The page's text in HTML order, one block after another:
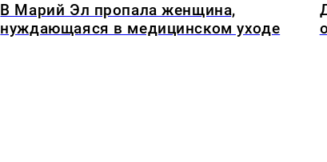
В Марий Эл пропала женщина,
нуждающаяся в медицинском уходе